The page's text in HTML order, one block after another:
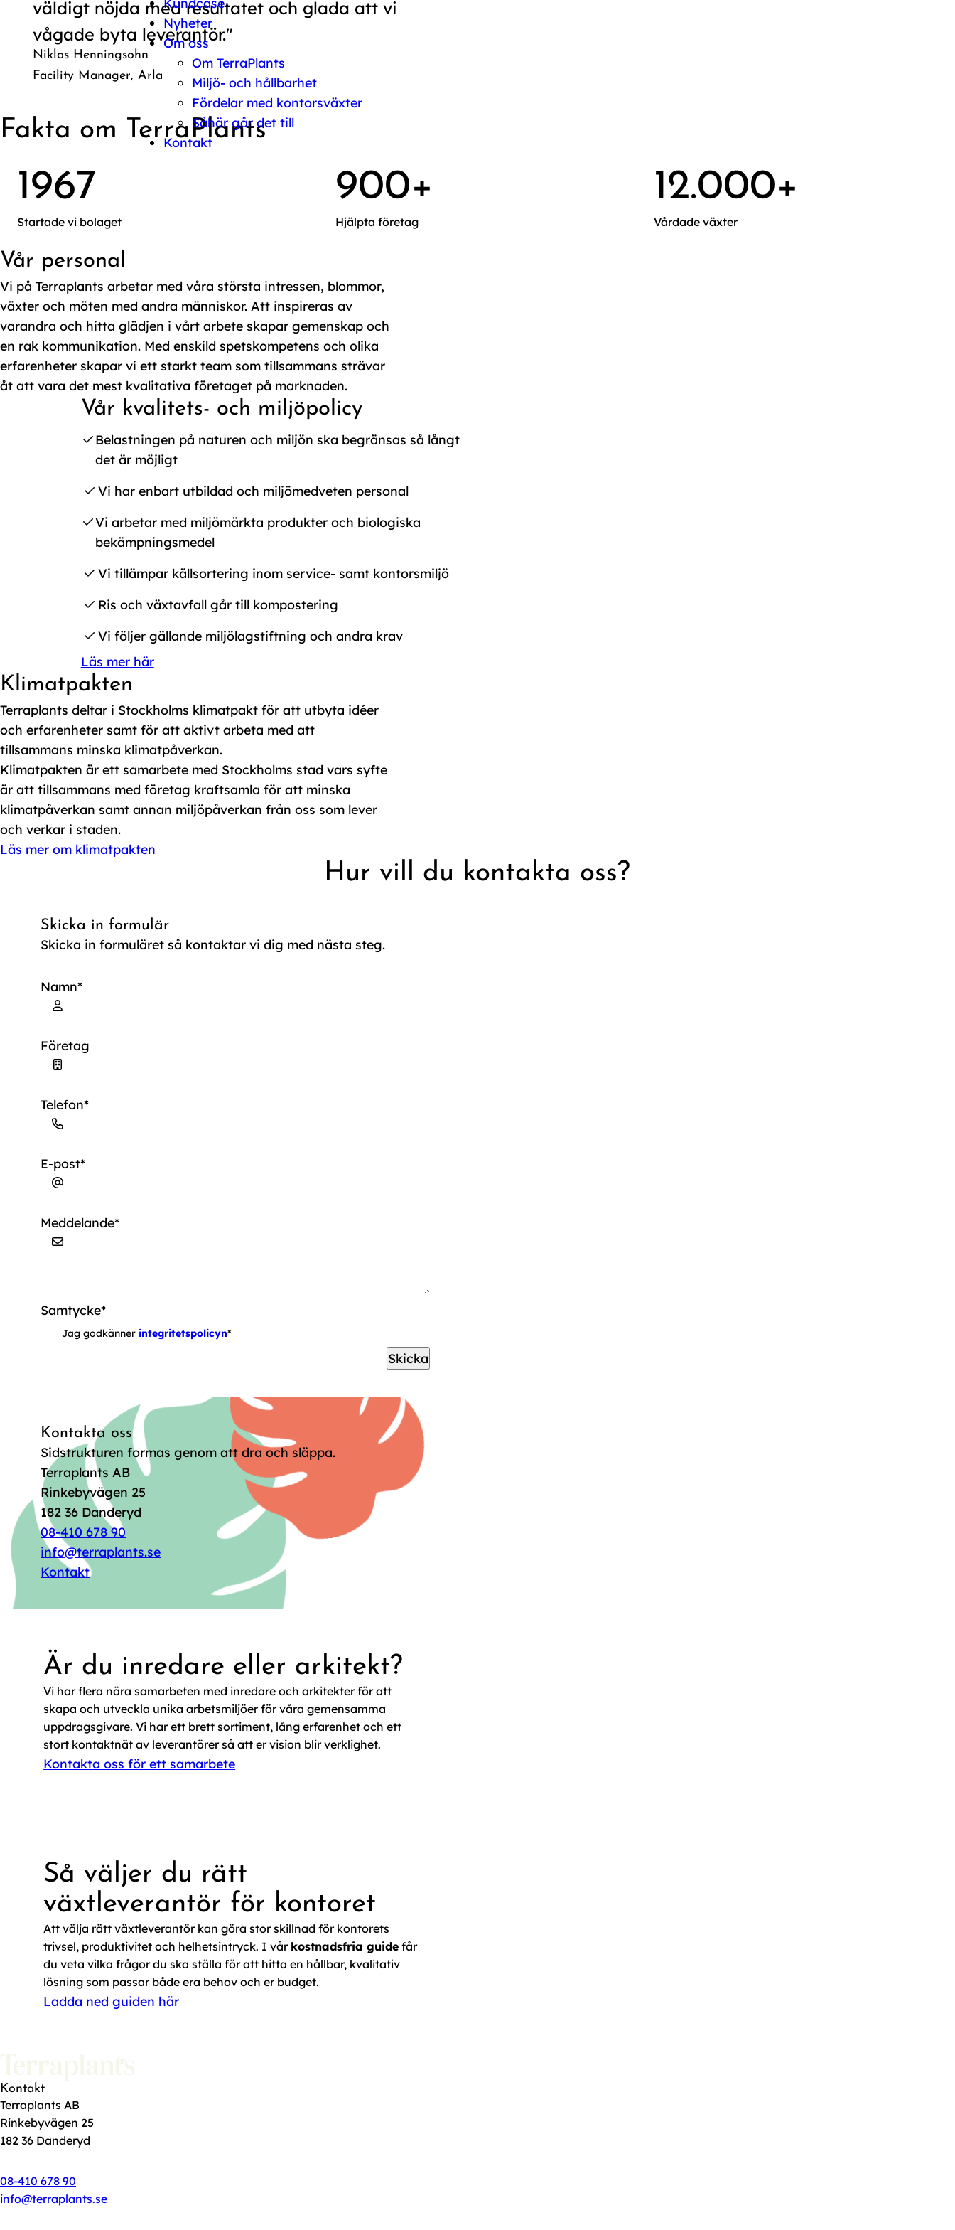
Nyheter
Om oss
Om TerraPlants
Miljö- och hållbarhet
Fördelar med kontorsväxter
Såhär går det till
Kontakt
väldigt nöjda med resultatet och glada att vi
vågade byta leverantör."
Niklas Henningsohn
Facility Manager, Arla
Fakta om TerraPlants
1967
Startade vi bolaget
900+
Hjälpta företag
12.000+
Vårdade växter
Vår personal
Vi på Terraplants arbetar med våra största intressen, blommor,
växter och möten med andra människor. Att inspireras av
varandra och hitta glädjen i vårt arbete skapar gemenskap och
en rak kommunikation. Med enskild spetskompetens och olika
erfarenheter skapar vi ett starkt team som tillsammans strävar
åt att vara det mest kvalitativa företaget på marknaden.
Vår kvalitets- och miljöpolicy
Belastningen på naturen och miljön ska begränsas så långt
det är möjligt
Vi har enbart utbildad och miljömedveten personal
Vi arbetar med miljömärkta produkter och biologiska
bekämpningsmedel
Vi tillämpar källsortering inom service- samt kontorsmiljö
Ris och växtavfall går till kompostering
Vi följer gällande miljölagstiftning och andra krav
Läs mer här
Klimatpakten
Terraplants deltar i Stockholms klimatpakt för att utbyta idéer
och erfarenheter samt för att aktivt arbeta med att
tillsammans minska klimatpåverkan.
Klimatpakten är ett samarbete med Stockholms stad vars syfte
är att tillsammans med företag kraftsamla för att minska
klimatpåverkan samt annan miljöpåverkan från oss som lever
och verkar i staden.
Läs mer om klimatpakten
Hur vill du kontakta oss?
Skicka in formulär
Skicka in formuläret så kontaktar vi dig med nästa steg.
Namn*
Förnamn
Företag
Telefon*
E-post*
Meddelande*
Samtycke*
Jag godkänner integritetspolicyn*
Skicka
Kontakta oss
Sidstrukturen formas genom att dra och släppa.
Terraplants AB
Rinkebyvägen 25
182 36 Danderyd
08-410 678 90
info@terraplants.se
Kontakt
Är du inredare eller arkitekt?
Vi har flera nära samarbeten med inredare och arkitekter för att
skapa och utveckla unika arbetsmiljöer för våra gemensamma
uppdragsgivare. Vi har ett brett sortiment, lång erfarenhet och ett
stort kontaktnät av leverantörer så att er vision blir verklighet.
Kontakta oss för ett samarbete
Så väljer du rätt
växtleverantör för kontoret
Att välja rätt växtleverantör kan göra stor skillnad för kontorets
trivsel, produktivitet och helhetsintryck. I vår kostnadsfria guide får
du veta vilka frågor du ska ställa för att hitta en hållbar, kvalitativ
lösning som passar både era behov och er budget.
Ladda ned guiden här
Kontakt
Terraplants AB
Rinkebyvägen 25
182 36 Danderyd
08-410 678 90
info@terraplants.se